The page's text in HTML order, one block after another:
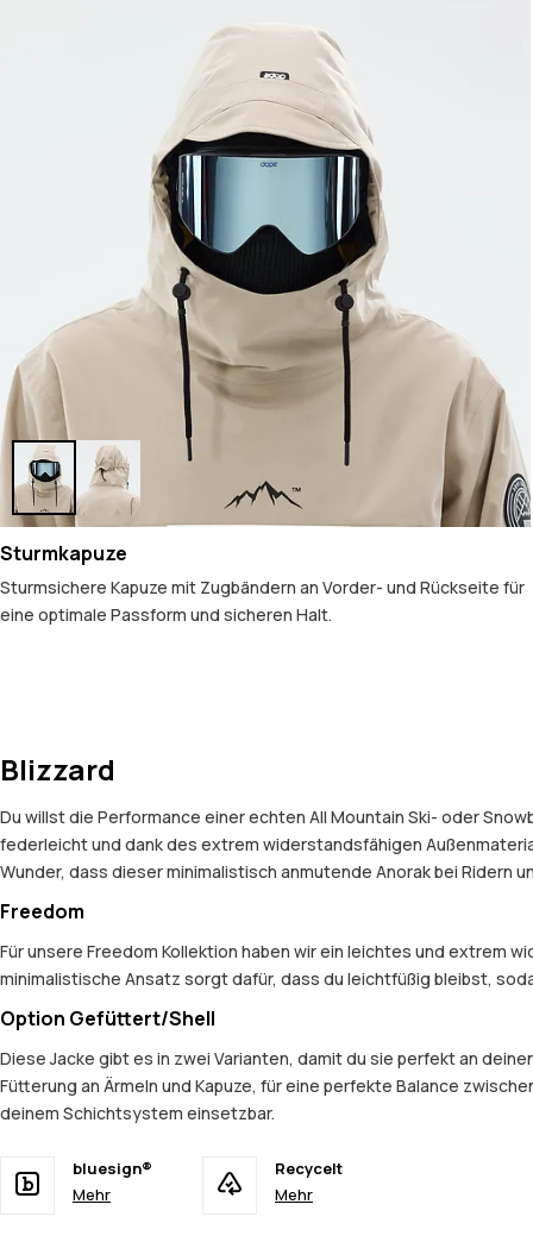
Sturmkapuze
Sturmsichere Kapuze mit Zugbändern an Vorder- und Rückseite für
eine optimale Passform und sicheren Halt.
Blizzard
Du willst die Performance einer echten All Mountain Ski- oder
federleicht und dank des extrem widerstandsfähigen
Wunder, dass dieser minimalistisch anmutende Anorak bei Ridern
Freedom
Für unsere Freedom Kollektion haben wir ein leichtes und
minimalistische Ansatz sorgt dafür, dass du leichtfüßig bleibst,
Option Gefüttert/Shell
Diese Jacke gibt es in zwei Varianten, damit du sie perfekt an
Fütterung an Ärmeln und Kapuze, für eine perfekte Balance
deinem Schichtsystem einsetzbar.
bluesign®
Mehr
Recycelt
Mehr